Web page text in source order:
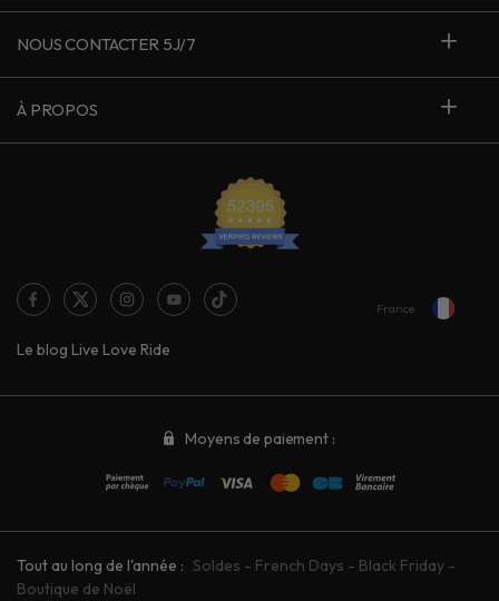
NOUS CONTACTER 5J/7
À PROPOS
Le blog Live Love Ride
France
Moyens de paiement :
Tout au long de l'année : Soldes - French Days - Black Friday -
Boutique de Noël